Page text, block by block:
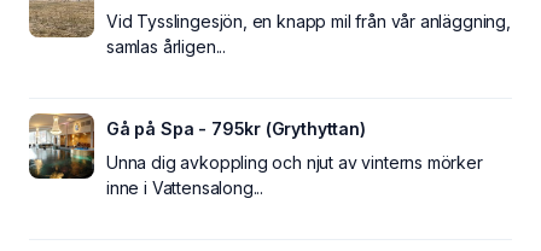
Vid Tysslingesjön, en knapp mil från vår anläggning,
samlas årligen...
Gå på Spa - 795kr (Grythyttan)
Unna dig avkoppling och njut av vinterns mörker
inne i Vattensalong...